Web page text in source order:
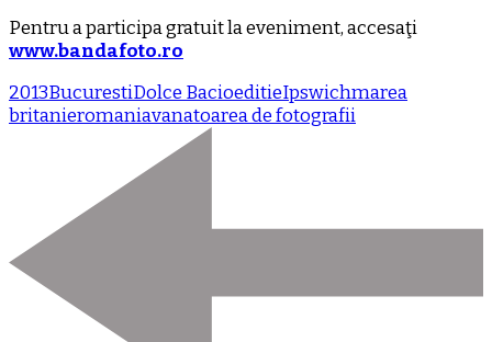
Pentru a participa gratuit la eveniment, accesaţi
www.bandafoto.ro
2013BucurestiDolce BacioeditieIpswichmarea
britanieromaniavanatoarea de fotografii